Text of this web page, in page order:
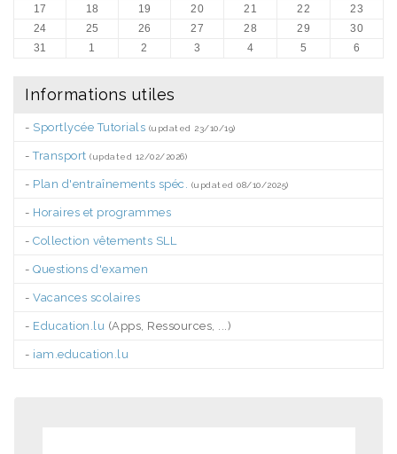
17
18 19 20 21 22
23
24
25 26 27 28 29
30
31
1 2 3 4 5 6
Informations utiles
- Sportlycée Tutorials (updated 23/10/19)
-Transport (updated 12/02/2026)
- Plan d'entraînements spéc. (updated 08/10/2025)
- Horaires et programmes
- Collection vêtements SLL
- Questions d'examen
- Vacances scolaires
- Education.lu (Apps, Ressources, ...)
- iam.education.lu